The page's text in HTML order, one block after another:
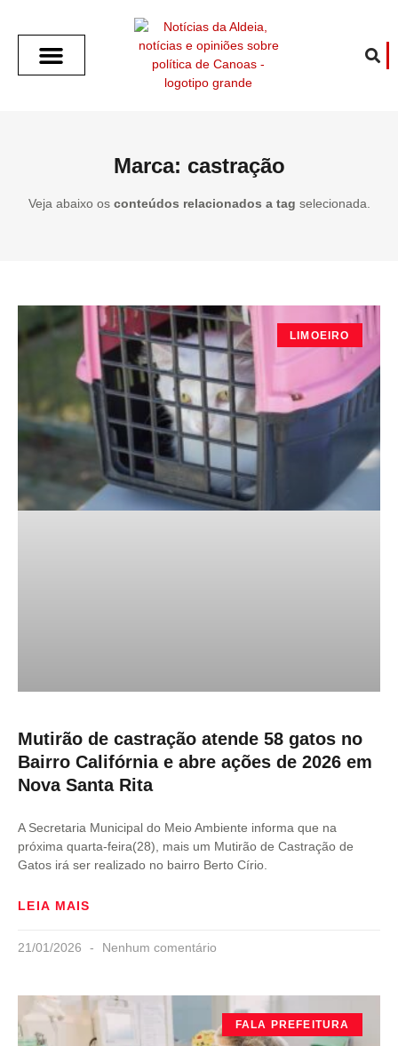
Marca: castração
Veja abaixo os conteúdos relacionados a tag selecionada.
LIMOEIRO
Mutirão de castração atende 58 gatos no
Bairro Califórnia e abre ações de 2026 em
Nova Santa Rita
A Secretaria Municipal do Meio Ambiente informa que na
próxima quarta-feira(28), mais um Mutirão de Castração de
Gatos irá ser realizado no bairro Berto Círio.
LEIA MAIS
21/01/2026 Nenhum comentário
FALA PREFEITURA